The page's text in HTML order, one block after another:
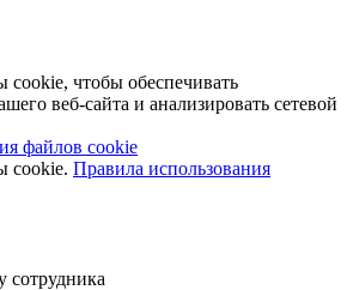
чтобы обеспечивать
веб-сайта и анализировать сетевой
файлов cookie
cookie. Правила использования
сотрудника